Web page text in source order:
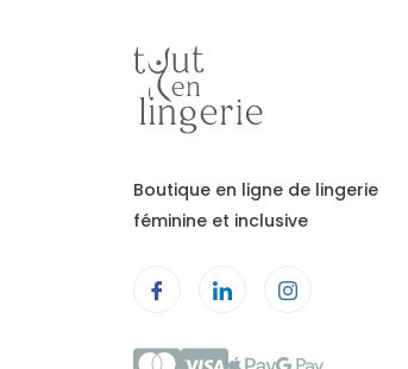
Boutique en ligne de lingerie
féminine et inclusive